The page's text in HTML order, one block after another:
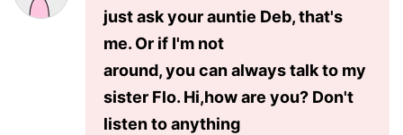
just ask your auntie Deb, that's
me. Or if I'm not
around, you can always talk to my
sister Flo. Hi,how are you? Don't
listen to anything